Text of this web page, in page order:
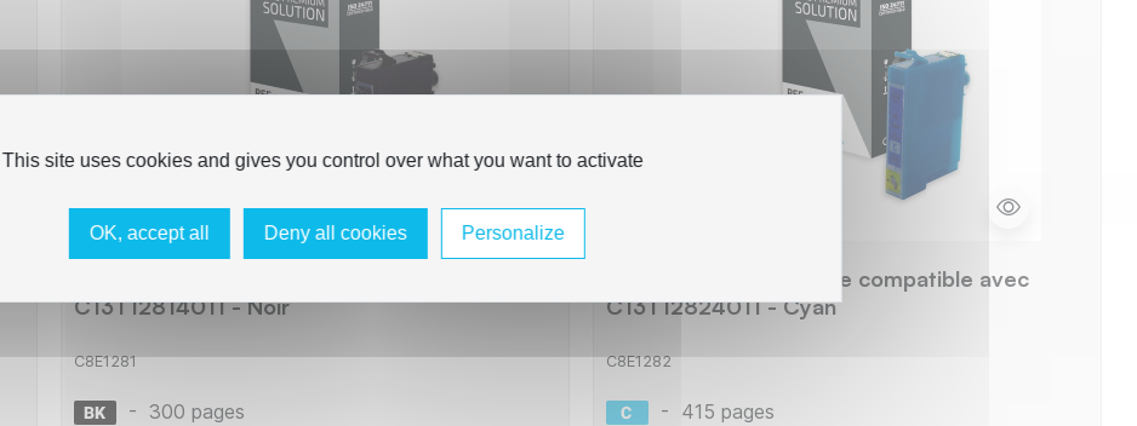
C13T12814011 - Noir
C8E1281
- 300 pages
Epson E1282 Cartouche compatible avec
C13T12824011 - Cyan
C8E1282
- 415 pages
This site uses cookies and gives you control over what you want to activate
OK, accept all Deny all cookies Personalize